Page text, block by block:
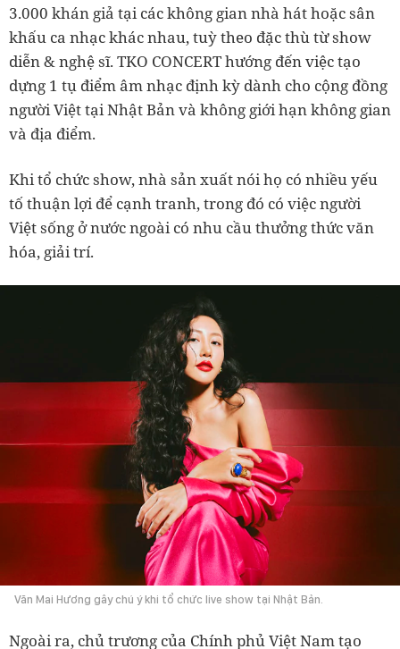
3.000 khán giả tại các không gian nhà hát hoặc sân
khấu ca nhạc khác nhau, tuỳ theo đặc thù từ show
diễn & nghệ sĩ. TKO CONCERT hướng đến việc tạo
dựng 1 tụ điểm âm nhạc định kỳ dành cho cộng đồng
người Việt tại Nhật Bản và không giới hạn không gian
và địa điểm.
Khi tổ chức show, nhà sản xuất nói họ có nhiều yếu
tố thuận lợi để cạnh tranh, trong đó có việc người
Việt sống ở nước ngoài có nhu cầu thưởng thức văn
hóa, giải trí.
Văn Mai Hương gây chú ý khi tổ chức live show tại Nhật Bản.
Ngoài ra, chủ trương của Chính phủ Việt Nam tạo